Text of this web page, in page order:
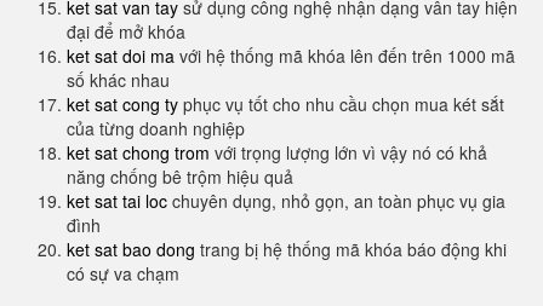
ket sat van tay sử dụng công nghệ nhận dạng vân tay hiện
đại để mở khóa
ket sat doi ma với hệ thống mã khóa lên đến trên 1000 mã
số khác nhau
ket sat cong ty phục vụ tốt cho nhu cầu chọn mua két sắt
của từng doanh nghiệp
ket sat chong trom với trọng lượng lớn vì vậy nó có khả
năng chống bê trộm hiệu quả
ket sat tai loc chuyên dụng, nhỏ gọn, an toàn phục vụ gia
đình
ket sat bao dong trang bị hệ thống mã khóa báo động khi
có sự va chạm